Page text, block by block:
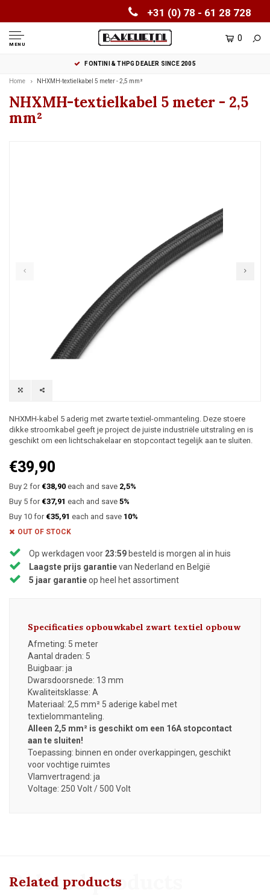
+31 (0) 78 - 61 28 728
MENU
0
FONTINI & THPG DEALER SINCE 2005
Home NHXMH-textielkabel 5 meter - 2,5 mm²
NHXMH-textielkabel 5 meter - 2,5
mm²
NHXMH-kabel 5 aderig met zwarte textiel-ommanteling. Deze stoere
dikke stroomkabel geeft je project de juiste industriële uitstraling en is
geschikt om een lichtschakelaar en stopcontact tegelijk aan te sluiten.
€39,90
Buy 2 for €38,90 each and save 2,5%
Buy 5 for €37,91 each and save 5%
Buy 10 for €35,91 each and save 10%
OUT OF STOCK
Op werkdagen voor 23:59 besteld is morgen al in huis
Laagste prijs garantievan Nederland en België
5 jaar garantieop heel het assortiment
Specificaties opbouwkabel zwart textiel opbouw
Afmeting: 5 meter
Aantal draden: 5
Buigbaar: ja
Dwarsdoorsnede: 13 mm
Kwaliteitsklasse: A
Materiaal: 2,5 mm² 5 aderige kabel met
textielommanteling.
Alleen 2,5 mm² is geschikt om een 16A stopcontact
aan te sluiten!
Toepassing: binnen en onder overkappingen, geschikt
voor vochtige ruimtes
Vlamvertragend: ja
Voltage: 250 Volt / 500 Volt
Related products
Related products